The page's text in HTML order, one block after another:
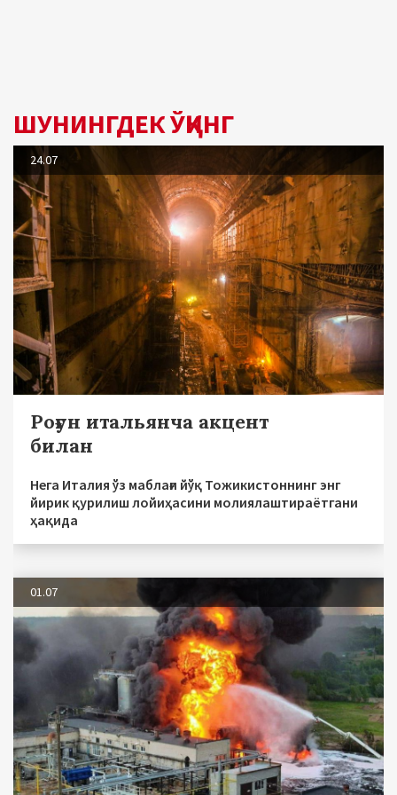
ШУНИНГДЕК ЎҚИНГ
24.07
Роғун итальянча акцент
билан
Нега Италия ўз маблағи йўқ Тожикистоннинг энг
йирик қурилиш лойиҳасини молиялаштираётгани
ҳақида
01.07